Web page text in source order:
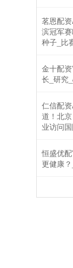
茗恩配
滨冠军
种子_比
金十配
长_研究
仁信配
道！北
业访问
恒盛优
更健康